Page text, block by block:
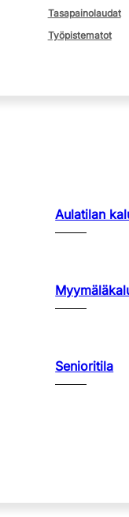
Tasapainolaudat
Työpistematot
Aulatilan
Senioritila